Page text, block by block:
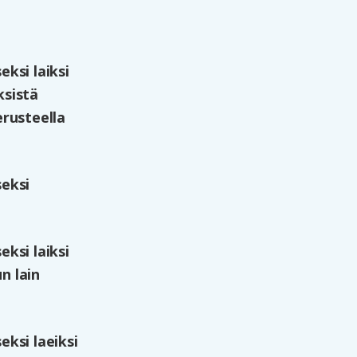
laiksi
laiksi
lain
laeiksi